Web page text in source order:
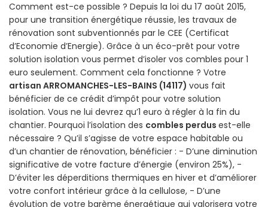
Comment est-ce possible ? Depuis la loi du 17 août 2015,
pour une transition énergétique réussie, les travaux de
rénovation sont subventionnés par le CEE (Certificat
d’Economie d’Energie). Grâce à un éco-prêt pour votre
solution isolation vous permet d’isoler vos combles pour 1
euro seulement. Comment cela fonctionne ? Votre
artisan ARROMANCHES-LES-BAINS (14117) vous fait
bénéficier de ce crédit d’impôt pour votre solution
isolation. Vous ne lui devrez qu’1 euro à régler à la fin du
chantier. Pourquoi l’isolation des combles perdus est-elle
nécessaire ? Qu’il s’agisse de votre espace habitable ou
d’un chantier de rénovation, bénéficier : - D’une diminution
significative de votre facture d’énergie (environ 25%), -
D’éviter les déperditions thermiques en hiver et d’améliorer
votre confort intérieur grâce à la cellulose, - D’une
évolution de votre barème énergétique qui valorisera votre